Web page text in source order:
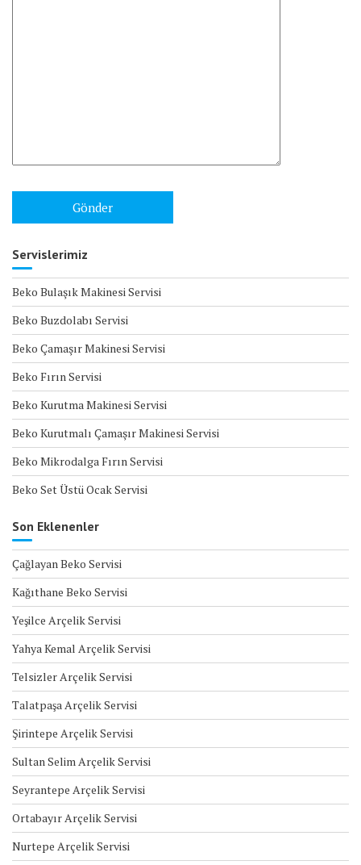
Servislerimiz
Beko Bulaşık Makinesi Servisi
Beko Buzdolabı Servisi
Beko Çamaşır Makinesi Servisi
Beko Fırın Servisi
Beko Kurutma Makinesi Servisi
Beko Kurutmalı Çamaşır Makinesi Servisi
Beko Mikrodalga Fırın Servisi
Beko Set Üstü Ocak Servisi
Son Eklenenler
Çağlayan Beko Servisi
Kağıthane Beko Servisi
Yeşilce Arçelik Servisi
Yahya Kemal Arçelik Servisi
Telsizler Arçelik Servisi
Talatpaşa Arçelik Servisi
Şirintepe Arçelik Servisi
Sultan Selim Arçelik Servisi
Seyrantepe Arçelik Servisi
Ortabayır Arçelik Servisi
Nurtepe Arçelik Servisi